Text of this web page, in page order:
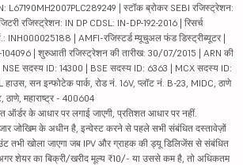
L67190MH2007PLC289249 | स्टॉक ब्रोकर SEBI रजिस्ट्रेशन:
रजिस्ट्रेशन: IN DP CDSL: IN-DP-192-2016 | रिसर्च
INH000025188 | AMFI-रजिस्टर्ड म्यूचुअल फंड डिस्ट्रीब्यूटर |
| शुरुआती रजिस्ट्रेशन की तारीख: 30/07/2015 | ARN की
NSE सदस्य ID: 14300 | BSE सदस्य ID: 6363 | MCX सदस्य ID:
हाउस, सन इन्फोटेक पार्क, रोड नं. 16V, प्लॉट नं. B-23, MIDC, ठाणे
ठाणे, महाराष्ट्र - 400604
ऑर्डर के आधार पर लगाई जाएगी, प्रतिशत आधार पर नहीं.
जोखिम के अधीन है, इन्वेस्ट करने से पहले सभी संबंधित दस्तावेज़ों
तभी खोला जाएगा जब IPV और ग्राहक की ड्यू डिलिजेंस से संबंधित
अगर शेयर का बिक्री/खरीद मूल्य ₹10/- या उससे कम है, तो अधिकतम